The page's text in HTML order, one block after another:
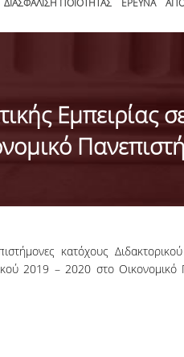
ΔΙΑΣΦΑΛΙΣΗ ΠΟΙΟΤΗΤΑΣ ΕΡΕΥΝΑ
Εμπειρίας
κατόχους
2019 – 2020 στο Οικονομικό